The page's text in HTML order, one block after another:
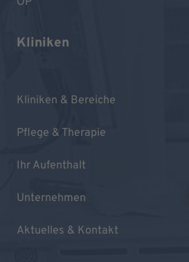
Kliniken
Kliniken & Bereiche
Pflege & Therapie
Ihr Aufenthalt
Unternehmen
Aktuelles & Kontakt